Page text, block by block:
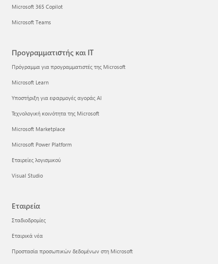
Microsoft 365 Copilot
Microsoft Teams
Προγραμματιστής και IT
Πρόγραμμα για προγραμματιστές της Microsoft
Microsoft Learn
Υποστήριξη για εφαρμογές αγοράς AI
Τεχνολογική κοινότητα της Microsoft
Microsoft Marketplace
Microsoft Power Platform
Εταιρείες λογισμικού
Visual Studio
Εταιρεία
Σταδιοδρομίες
Εταιρικά νέα
Προστασία προσωπικών δεδομένων στη Microsoft